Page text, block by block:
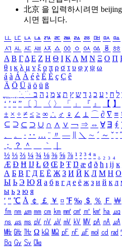
北京 을 입력하시려면 beijing
시면 됩니다.
ㅥ ㅦ ㅧ ㅨ ㅩ ㅪ ㅫ ㅬ ㅭ ㅮ ㅯ ㅰ
ㅺ ㅻ ㅼ ㅽ ㅾ ㅿ ㆀ ㆁ ㆂ ㆃ ㆄ ㆅ
Α Β ΓΔ Ε Ζ Η Θ Ι ΚΛ Μ Ν Ξ Ο Π
θ ι κ λ μ ν ξ ο π ρ σ τ υ φ χ ψ ω
á à Á À é è É È ç Ç ê
Ä Ö Ü ä ö ü ß
ִֶֹ ֻּ ׁׂ ל ח י ע כ ג ד ש ץ ת צ מ נ ה ב
‘ ’ “ ” 〔 〕 〈 〉 「 」 『 』 【 】
± × ÷ ≠ ≤ ≥ ∞ ∴ ♂ ♀ ∠ ⊥ ⌒ ∂ ∇ ≡
⊆ ⊇ ⊂ ⊃ ∪ ∩ ∧ ∨ ￢ ⇒ ⇔ ∀ ∃ ∮
、
。 · ‥ … ¨ 〃 ― ＼ ∼ ´ ～ ˇ ˘ ˝
；
？ ＾ ｀
½ ⅓ ⅔ ¼ ¾ ⅛ ⅜ ⅝ ⅞ ¹ ² ³ ⁴ ⁿ ₁ ₂ ₃ ₄
Æ Ð Ħ Ĳ Ł Ø Œ Þ Ŧ Ŋ æ đ ð ħ ı ĳ ĸ
А Б В Г Д Е Ё Ж З И Й К Л М Н О
Ы Ь Э Ю Я а б в г д е ё ж з и й к л
ы ь э ю я
′ ″ ℃ Å ￠ ￡ ￥ ¤ ℉ ‰ ＄ ％ Ｆ ￦
㎙ ㎚ ㎛ ㎜ ㎝ ㎞ ㎟ ㎠ ㎡ ㎢ ㏊ ㎍
㎱ ㎲ ㎳ ㎴ ㎵ ㎶ ㎷ ㎸ ㎹ ㎀ ㎁ ㎂
㎒ ㎓ ㎔ Ω ㏀ ㏁ ㎊ ㎋ ㎌ ㏖ ㏅ ㎭
㏃ ㏉ ㏜ ㏆